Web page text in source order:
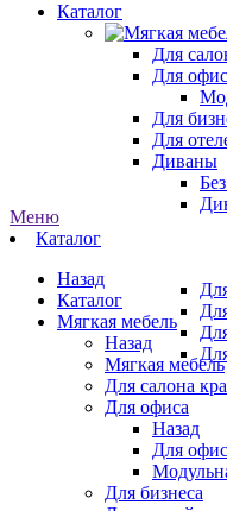
Каталог
Для
Для
Для
Для
Диваны
Меню
Каталог
Назад
Каталог
Мягкая мебель
Назад
Мягкая мебель
Для салона
Для офиса
Назад
Для
Для бизнеса